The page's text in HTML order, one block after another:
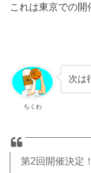
これは東京での開
ちくわ
次は
第2回開催決定！